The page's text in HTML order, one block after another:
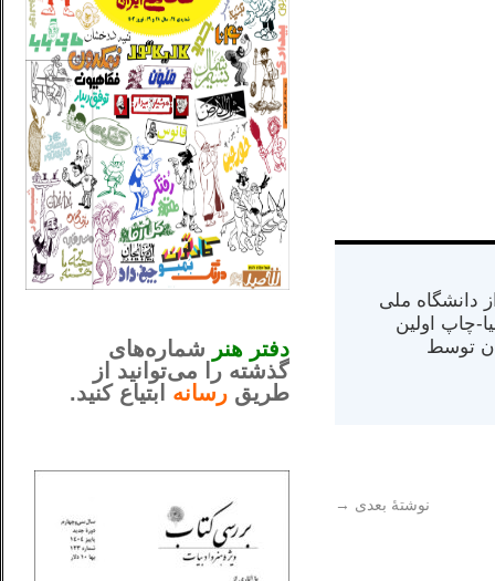
از دانشگاه ملی
در کالیفرنیا-چاپ اولین
در سال ۱۳۸۴ در ایران توسط
نوشتهٔ بعدی →
دفتر هنر شماره‌های
گذشته را می‌توانید از
طریق رسانه ابتیاع کنید.